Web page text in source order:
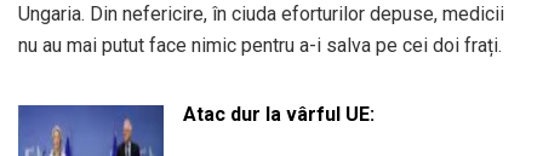
Ungaria. Din nefericire, în ciuda eforturilor depuse, medicii
nu au mai putut face nimic pentru a-i salva pe cei doi frați.
Atac dur la vârful UE: